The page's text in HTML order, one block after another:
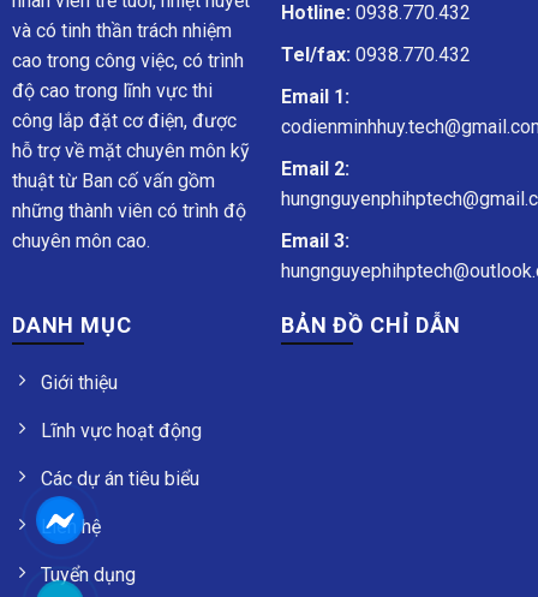
và có tinh thần trách nhiệm
cao trong công việc, có trình
độ cao trong lĩnh vực thi
công lắp đặt cơ điện, được
hỗ trợ về mặt chuyên môn kỹ
thuật từ Ban cố vấn gồm
những thành viên có trình độ
chuyên môn cao.
Hotline: 0938.770.432
Tel/fax: 0938.770.432
Email 1:
Email 2:
Email 3:
DANH MỤC
Giới thiệu
Lĩnh vực hoạt động
Các dự án tiêu biểu
Liên hệ
Tuyển dụng
BẢN ĐỒ CHỈ DẪN